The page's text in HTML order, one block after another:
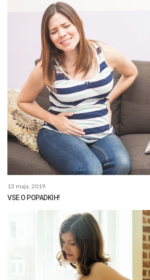
13 maja, 2019
VSE O POPADKIH!